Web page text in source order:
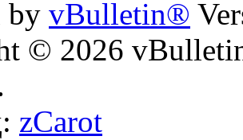
by vBulletin®
© 2026
zCarot